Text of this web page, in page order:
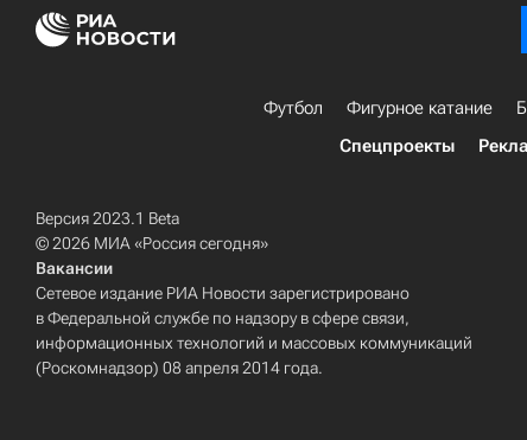
Футбол Фигурное катание
Спецпроекты
Версия 2023.1 Beta
© 2026 МИА «Россия сегодня»
Вакансии
Сетевое издание РИА Новости зарегистрировано
в Федеральной службе по надзору в сфере связи,
информационных технологий и массовых коммуникаций
(Роскомнадзор) 08 апреля 2014 года.